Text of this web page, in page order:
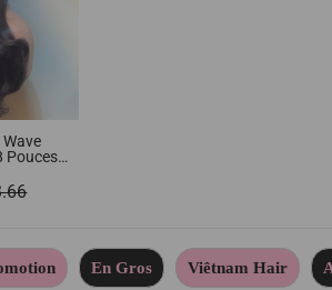
En Gros Viêtnam Hair